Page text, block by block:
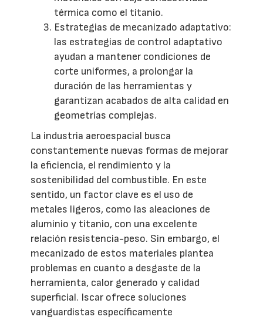
térmica como el titanio.
Estrategias de mecanizado adaptativo:
las estrategias de control adaptativo
ayudan a mantener condiciones de
corte uniformes, a prolongar la
duración de las herramientas y
garantizan acabados de alta calidad en
geometrías complejas.
La industria aeroespacial busca
constantemente nuevas formas de mejorar
la eficiencia, el rendimiento y la
sostenibilidad del combustible. En este
sentido, un factor clave es el uso de
metales ligeros, como las aleaciones de
aluminio y titanio, con una excelente
relación resistencia-peso. Sin embargo, el
mecanizado de estos materiales plantea
problemas en cuanto a desgaste de la
herramienta, calor generado y calidad
superficial. Iscar ofrece soluciones
vanguardistas específicamente